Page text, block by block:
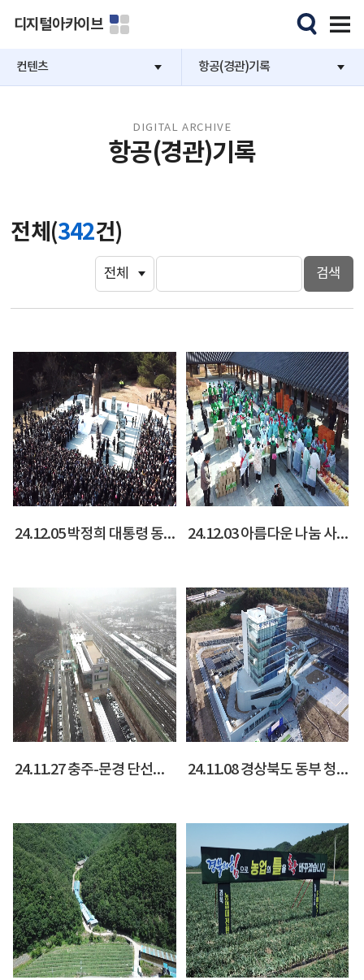
디지털아카이브
컨텐츠 항공(경관)기록
DIGITAL ARCHIVE
항공(경관)기록
전체(342건)
검색
24.12.05 박정희 대통령 동상 제막식 24.12.03 아름다운 나눔 사랑의 김장담그기
24.11.27 충주-문경 단선전철 개통식(문경역) 24.11.08 경상북도 동부 청사 건립 이전 기념식